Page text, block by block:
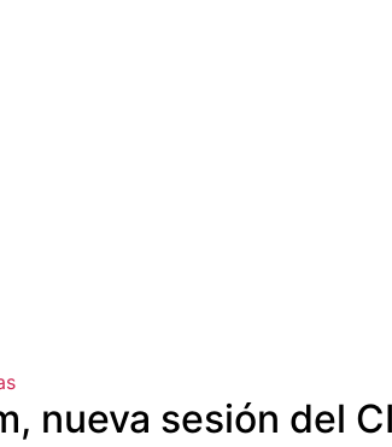
nueva sesión del